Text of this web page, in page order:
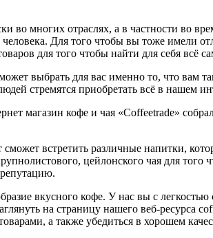
во многих отраслях, а в частности во
Для того чтобы вы тоже имели
для того чтобы найти для себя всё
выбрать для вас именно то, что вам
стремятся приобретать всё в нашем
магазин кофе и чая «Сoffeetrade»
встретить различные напитки,
цейлонского чая для
вкусного кофе. У нас вы с
на страницу нашего веб-ресурса
а также убедиться в хорошем